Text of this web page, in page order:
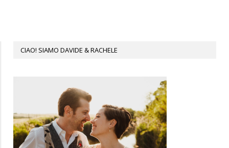
CIAO! SIAMO DAVIDE & RACHELE